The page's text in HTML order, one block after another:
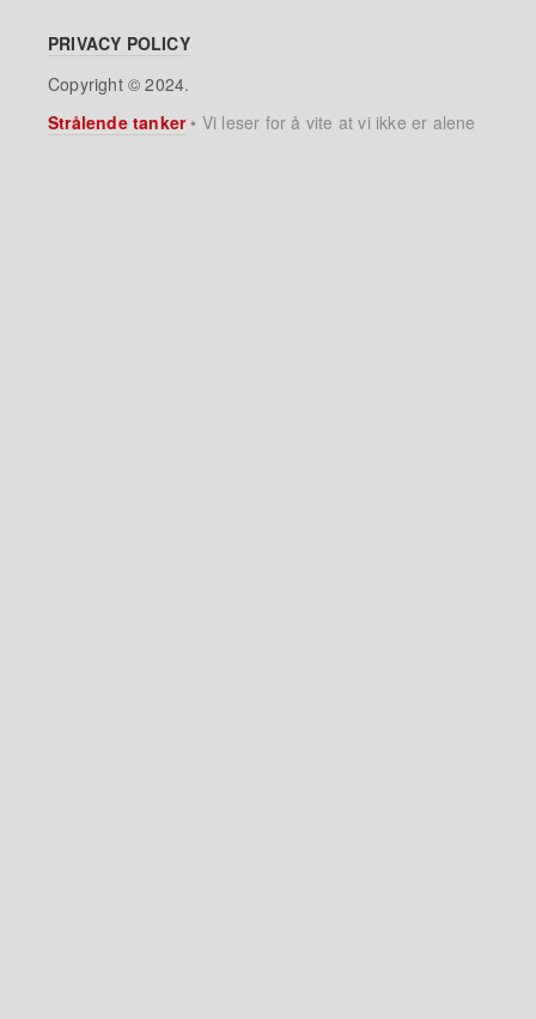
PRIVACY POLICY
Copyright © 2024.
Strålende tanker• Vi leser for å vite at vi ikke er alene